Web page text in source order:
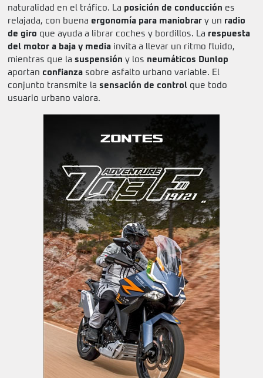
naturalidad en el tráfico. La posición de conducción es
relajada, con buena ergonomía para maniobrar y un radio
de giro que ayuda a librar coches y bordillos. La respuesta
del motor a baja y media invita a llevar un ritmo fluido,
mientras que la suspensión y los neumáticos Dunlop
aportan confianza sobre asfalto urbano variable. El
conjunto transmite la sensación de control que todo
usuario urbano valora.